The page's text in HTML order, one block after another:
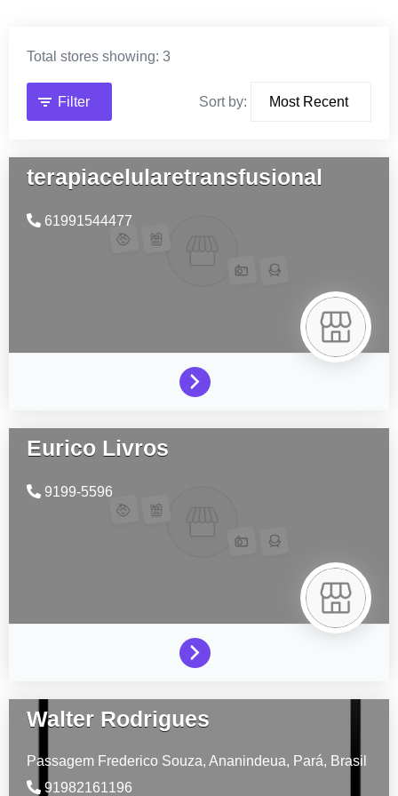
Total stores showing: 3
Filter Sort by:
terapiacelularetransfusional
61991544477
Eurico Livros
9199-5596
Walter Rodrigues
Passagem Frederico Souza, Ananindeua, Pará, Brasil
91982161196